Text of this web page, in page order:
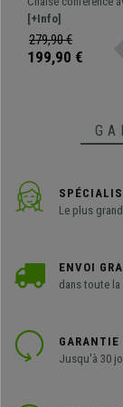
Structure en
en Tissu Noir
exclusif MARGOT.
unique, parfait pour
touche
[+Info]
279,90 €
199,90 €
Le plus
ENVOI
dans toute
GARANTIE
Jusqu'à 30